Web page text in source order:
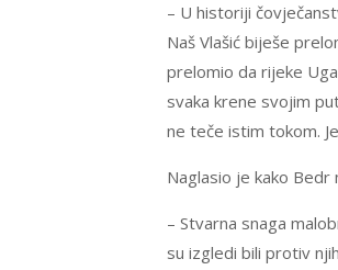
– U historiji
Naš Vlašić biješe
prelomio da rijeke
svaka krene svojim
ne teče istim tokom.
Naglasio je kako
– Stvarna snaga
su izgledi bili protiv